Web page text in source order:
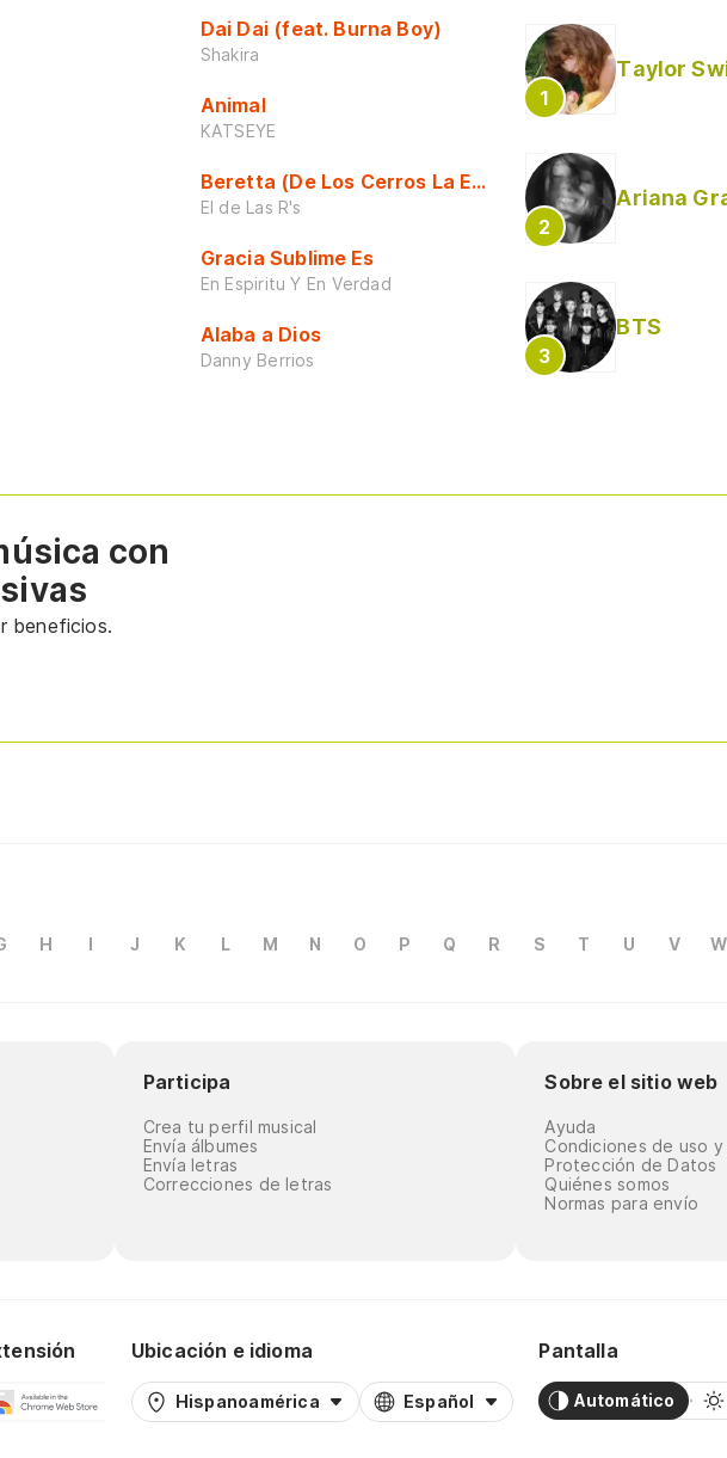
Dai Dai (feat. Burna Boy)
Shakira
Animal
KATSEYE
Beretta (De Los Cerros La Escuela)
El de Las R's
Gracia Sublime Es
En Espiritu Y En Verdad
Alaba a Dios
Danny Berrios
Taylor
Ariana
BTS
con
beneficios.
H I J K L M N O P Q R S T U V W
Participa
Crea tu perfil musical
Envía álbumes
Envía letras
Correcciones de letras
Sobre el sitio web
Ayuda
Condiciones de uso
Protección de Datos
Quiénes somos
Normas para envío
Ubicación e idioma
Hispanoamérica Español
Pantalla
Automático